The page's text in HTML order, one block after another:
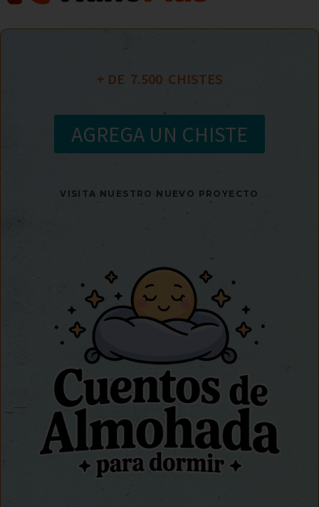
+ DE 7.500
  CHISTES
AGREGA UN CHISTE
VISITA NUESTRO NUEVO PROYECTO